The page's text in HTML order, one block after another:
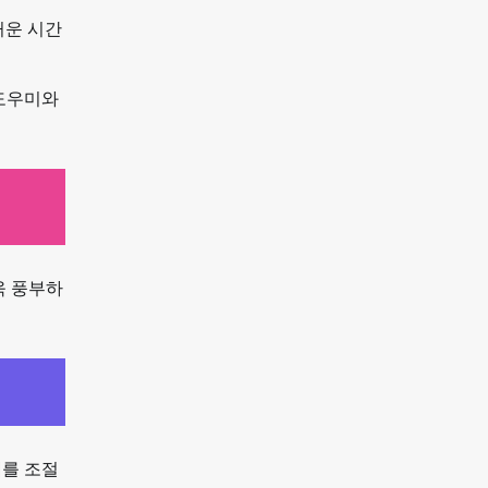
운 시간
우미와
풍부하
조절